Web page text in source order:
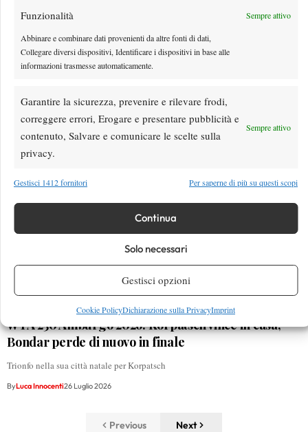
Funzionalità Sempre attivo
Abbinare e combinare dati provenienti da altre fonti di dati,
Collegare diversi dispositivi, Identificare i dispositivi in base alle
informazioni trasmesse automaticamente.
Garantire la sicurezza, prevenire e rilevare frodi,
correggere errori, Erogare e presentare pubblicità e
contenuto, Salvare e comunicare le scelte sulla
privacy.
Sempre attivo
Gestisci 1412 fornitori Per saperne di più su questi scopi
Continua
Solo necessari
Gestisci opzioni
Cookie PolicyDichiarazione sulla PrivacyImprint
Sinner primo ospite della nuova nave da crociera
Sinner lontano dai campi da tennis per due giorni
Luca Innocenti26 Luglio 2026
WTA 250 Amburgo 2026: Korpatsch vince in casa,
Bondar perde di nuovo in finale
Trionfo nella sua città natale per Korpatsch
ByLuca Innocenti26 Luglio 2026
Previous Next